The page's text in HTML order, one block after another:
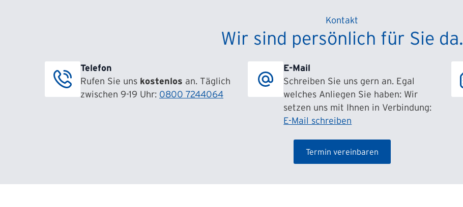
Kontakt
Wir sind persönlich für Sie da.
Telefon
Rufen Sie uns kostenlos an. Täglich
zwischen 9-19 Uhr: 0800 7244064
E-Mail
Schreiben Sie uns gern an. Egal
welches Anliegen Sie haben: Wir
setzen uns mit Ihnen in Verbindung:
E-Mail schreiben
Termin vereinbaren